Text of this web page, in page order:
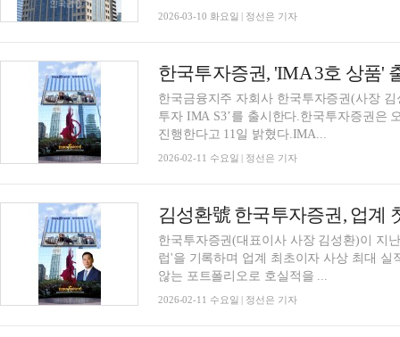
2026-03-10 화요일 | 정선은 기자
한국투자증권, 'IMA 3호 상품'
한국금융지주 자회사 한국투자증권(사장
투자 IMA S3’를 출시한다.한국투자증권은
진행한다고 11일 밝혔다.IMA...
2026-02-11 수요일 | 정선은 기자
한국투자증권(대표이사 사장 김성환)이 지
럽'을 기록하며 업계 최초이자 사상 최대
않는 포트폴리오로 호실적을 ...
2026-02-11 수요일 | 정선은 기자